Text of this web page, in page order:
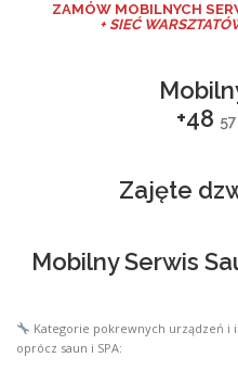
ZAMÓW MOBILNYCH
+ SIEĆ
+48
Zajęte
Mobilny Serwis
Kategorie pokrewnych urządzeń i
oprócz saun i SPA: